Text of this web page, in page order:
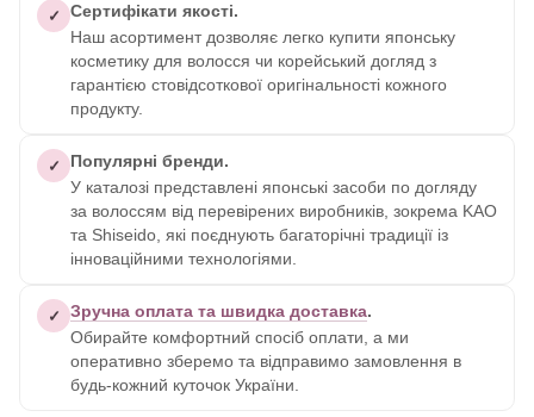
✓
Сертифікати якості.
Наш асортимент дозволяє легко купити японську
косметику для волосся чи корейський догляд з
гарантією стовідсоткової оригінальності кожного
продукту.
✓
Популярні бренди.
У каталозі представлені японські засоби по догляду
за волоссям від перевірених виробників, зокрема KAO
та Shiseido, які поєднують багаторічні традиції із
інноваційними технологіями.
✓ Зручна оплата та швидка доставка.
Обирайте комфортний спосіб оплати, а ми
оперативно зберемо та відправимо замовлення в
будь-кожний куточок України.